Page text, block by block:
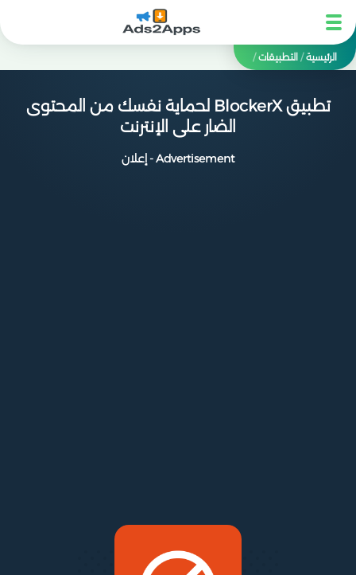
الرئيسية/ التطبيقات/
تطبيق BlockerX لحماية نفسك من المحتوى
الضار على الإنترنت
Advertisement - إعلان